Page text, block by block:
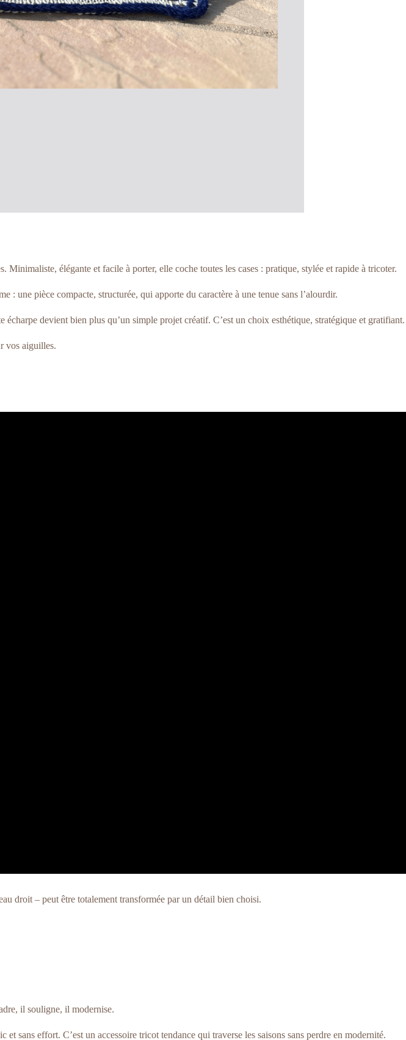
Minimaliste, élégante et facile à porter, elle coche toutes les cases : pratique, stylée et rapide à tricoter.
: une pièce compacte, structurée, qui apporte du caractère à une tenue sans l’alourdir.
devient bien plus qu’un simple projet créatif. C’est un choix esthétique, stratégique et gratifiant.
vos aiguilles.
droit – peut être totalement transformée par un détail bien choisi.
il souligne, il modernise.
sans effort. C’est un accessoire tricot tendance qui traverse les saisons sans perdre en modernité.